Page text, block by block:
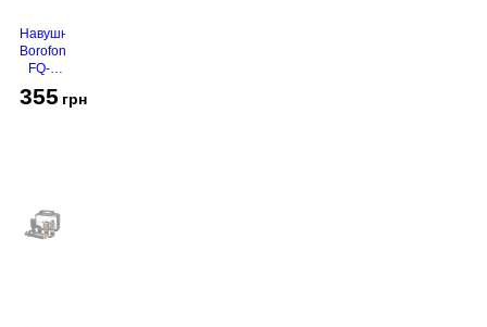
Навушники
Borofone
FQ-1
Black
355 грн